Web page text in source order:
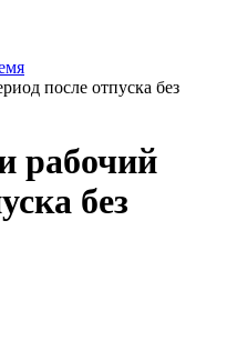
после отпуска без
рабочий
без